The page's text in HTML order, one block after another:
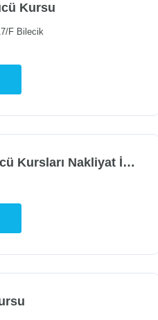
Kursu
F Bilecik
Öz Demirkıran Sürücü Kursları Nakliyat İnşaat Ticaret Limited Şirketi